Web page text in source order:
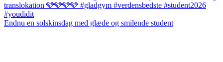
Endnu en solskinsdag med glæde og smilende student